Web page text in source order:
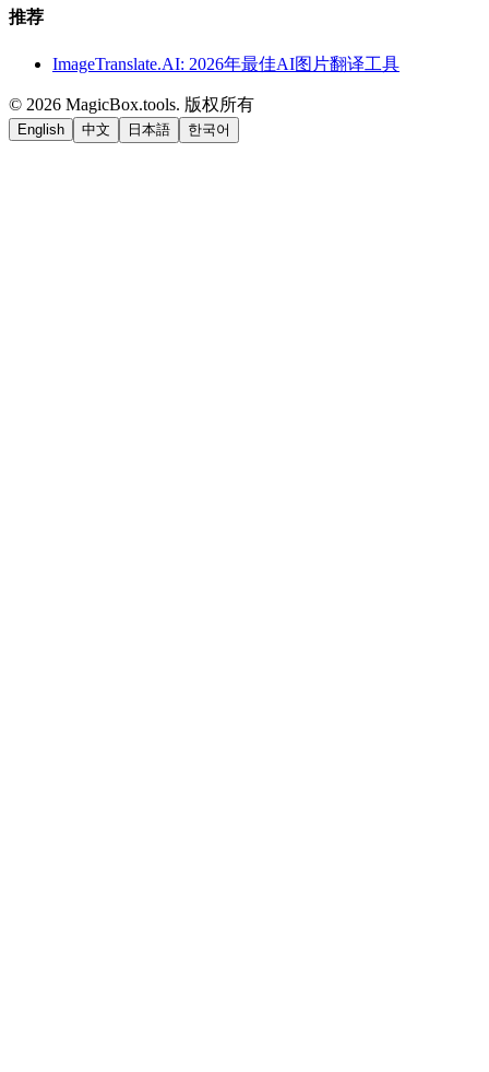
推荐
ImageTranslate.AI: 2026年最佳AI图片翻译工具
© 2026 MagicBox.tools. 版权所有
English 中文 日本語 한국어